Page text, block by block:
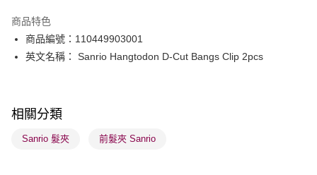
PayMe
WeChat Pay
送貨方式
順豐自助櫃 - 確認發貨後1-3個工作天送達
商品特色
商品編號：110449903001
英文名稱： Sanrio Hangtodon D-Cut Bangs Clip 2pcs
相關分類
Sanrio 髮夾 前髮夾 Sanrio